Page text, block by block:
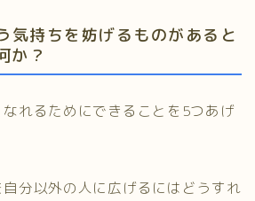
気持ちを妨げるものがあると
か？
れるためにできることを5つあげ
分以外の人に広げるにはどうすれ